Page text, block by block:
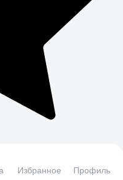
Избранное Профиль